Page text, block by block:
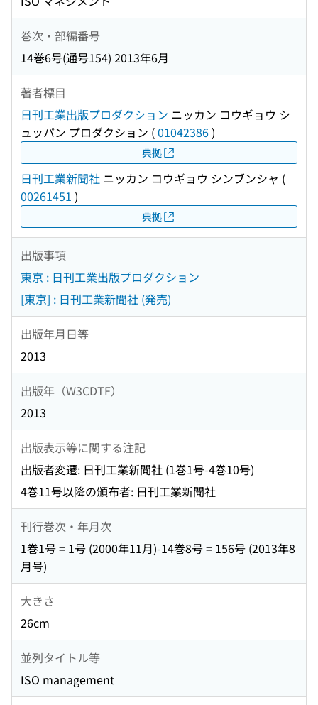
巻次・部編番号
14巻6号(通号154) 2013年6月
著者標目
日刊工業出版プロダクション ニッカン コウギョウ シ
ュッパン プロダクション (01042386)
典拠
日刊工業新聞社 ニッカン コウギョウ シンブンシャ (
00261451 )
典拠
出版事項
東京 : 日刊工業出版プロダクション
[東京] : 日刊工業新聞社 (発売)
出版年月日等
2013
出版年（W3CDTF）
2013
出版表示等に関する注記
出版者変遷: 日刊工業新聞社 (1巻1号-4巻10号)
4巻11号以降の頒布者: 日刊工業新聞社
刊行巻次・年月次
1巻1号 = 1号 (2000年11月)-14巻8号 = 156号 (2013年8
月号)
大きさ
26cm
並列タイトル等
ISO management